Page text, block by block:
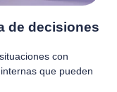
de decisiones
con
que pueden